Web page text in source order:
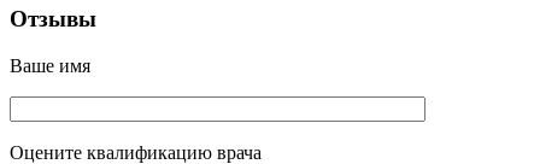
Отзывы
Ваше имя
Оцените квалификацию врача